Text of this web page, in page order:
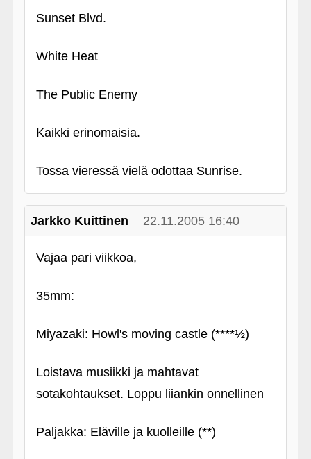
Sunset Blvd.
White Heat
The Public Enemy
Kaikki erinomaisia.
Tossa vieressä vielä odottaa Sunrise.
Jarkko Kuittinen 22.11.2005 16:40
Vajaa pari viikkoa,
35mm:
Miyazaki: Howl's moving castle (****½)
Loistava musiikki ja mahtavat
sotakohtaukset. Loppu liiankin onnellinen
Paljakka: Eläville ja kuolleille (**)